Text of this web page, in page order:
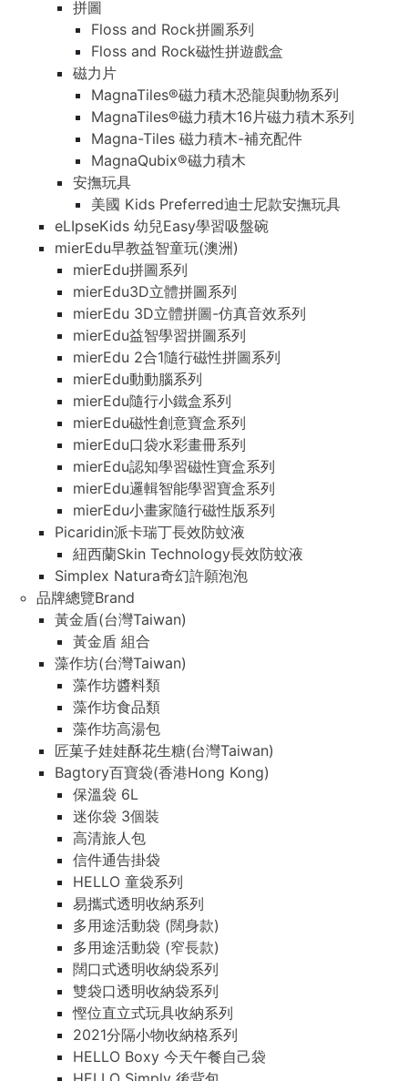
拼圖
Floss and Rock拼圖系列
Floss and Rock磁性拼遊戲盒
磁力片
MagnaTiles®磁力積木恐龍與動物系列
MagnaTiles®磁力積木16片磁力積木系列
Magna-Tiles 磁力積木-補充配件
MagnaQubix®磁力積木
安撫玩具
美國 Kids Preferred迪士尼款安撫玩具
eLIpseKids 幼兒Easy學習吸盤碗
mierEdu早教益智童玩(澳洲)
mierEdu拼圖系列
mierEdu3D立體拼圖系列
mierEdu 3D立體拼圖-仿真音效系列
mierEdu益智學習拼圖系列
mierEdu 2合1隨行磁性拼圖系列
mierEdu動動腦系列
mierEdu隨行小鐵盒系列
mierEdu磁性創意寶盒系列
mierEdu口袋水彩畫冊系列
mierEdu認知學習磁性寶盒系列
mierEdu邏輯智能學習寶盒系列
mierEdu小畫家隨行磁性版系列
Picaridin派卡瑞丁長效防蚊液
紐西蘭Skin Technology長效防蚊液
Simplex Natura奇幻許願泡泡
品牌總覽Brand
黃金盾(台灣Taiwan)
黃金盾 組合
藻作坊(台灣Taiwan)
藻作坊醬料類
藻作坊食品類
藻作坊高湯包
匠菓子娃娃酥花生糖(台灣Taiwan)
Bagtory百寶袋(香港Hong Kong)
保溫袋 6L
迷你袋 3個裝
高清旅人包
信件通告掛袋
HELLO 童袋系列
易攜式透明收納系列
多用途活動袋 (闊身款)
多用途活動袋 (窄長款)
闊口式透明收納袋系列
雙袋口透明收納袋系列
慳位直立式玩具收納系列
2021分隔小物收納格系列
HELLO Boxy 今天午餐自己袋